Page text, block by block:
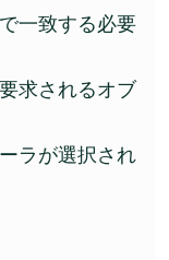
一致する必要
求されるオブ
ラが選択され